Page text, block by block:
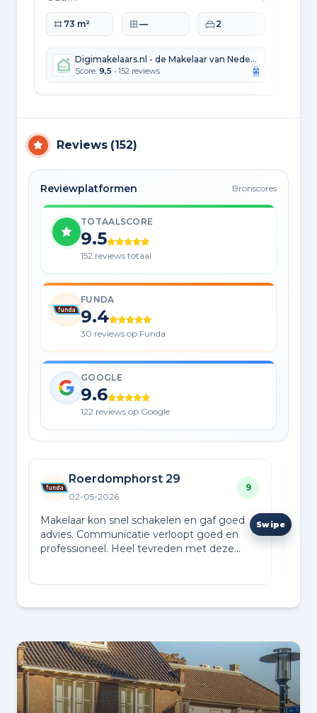
Woonoppervlakte
73 m² Perceeloppervlakte
— Slaapkamers
2
Digimakelaars.nl - de Makelaar van Nederland
Score: 9,5 • 152 reviews
Reviews (152)
Reviewplatformen Bronscores
TOTAALSCORE
9.5
152 reviews totaal
FUNDA
9.4
30 reviews op Funda
GOOGLE
9.6
122 reviews op Google
Roerdomphorst 29
02-05-2026
9
Makelaar kon snel schakelen en gaf goed
advies. Communicatie verloopt goed en
professioneel. Heel tevreden met deze
rust